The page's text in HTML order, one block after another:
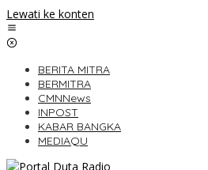
Lewati ke konten
BERITA MITRA
BERMITRA
CMNNews
INPOST
KABAR BANGKA
MEDIAQU